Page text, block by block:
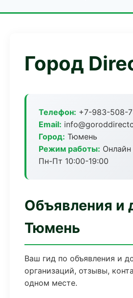
Город
Телефон: +7-983-508-
Email:
Город: Тюмень
Режим работы:
Пн-Пт 10:00-19:00
Объявления и
Тюмень
Ваш гид по объявления и
организаций, отзывы,
одном месте.